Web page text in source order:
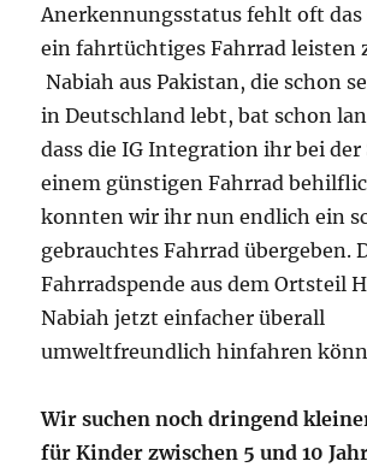
Anerkennungsstatus fehlt oft das
ein fahrtüchtiges Fahrrad leisten
Nabiah aus Pakistan, die schon
in Deutschland lebt, bat schon
dass die IG Integration ihr bei der
einem günstigen Fahrrad
konnten wir ihr nun endlich ein
gebrauchtes Fahrrad übergeben.
Fahrradspende aus dem Ortsteil
Nabiah jetzt einfacher überall
umweltfreundlich hinfahren
Wir suchen noch dringend
für Kinder zwischen 5 und 10